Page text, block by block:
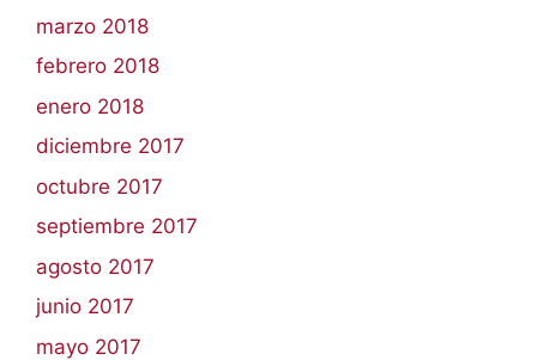
marzo 2018
febrero 2018
enero 2018
diciembre 2017
octubre 2017
septiembre 2017
agosto 2017
junio 2017
mayo 2017